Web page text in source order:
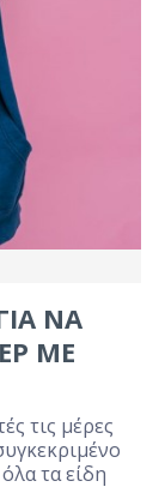
ΝΑ
ΜΕ
τις μέρες
τα είδη